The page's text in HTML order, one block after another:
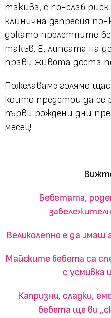
такива, с по-слаб
клинична депресия
докато пролетните
такъв. Е, липсата на
прави живота доста
Пожелаваме голямо
които предстои да се
първи рождени дни
месец!
Бебетата,
Великолепно е да имаш
Майските бебета са
с усмивка
Капризни, сладки,
бебета ще ви